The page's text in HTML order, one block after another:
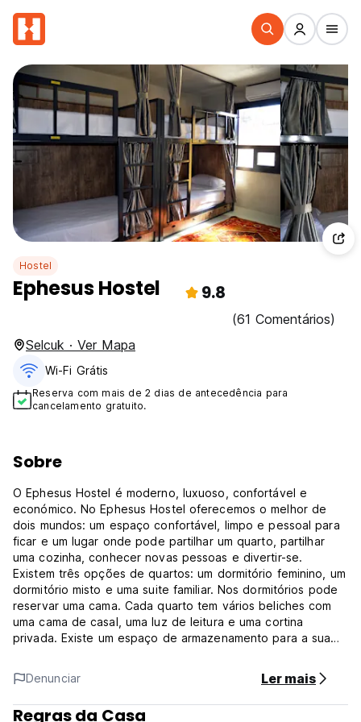
Hostel
Ephesus Hostel 9.8
(61 Comentários)
Selcuk · Ver Mapa
Wi-Fi Grátis
Reserva com mais de 2 dias de antecedência para
cancelamento gratuito.
Sobre
O Ephesus Hostel é moderno, luxuoso, confortável e
económico. No Ephesus Hostel oferecemos o melhor de
dois mundos: um espaço confortável, limpo e pessoal para
ficar e um lugar onde pode partilhar um quarto, partilhar
uma cozinha, conhecer novas pessoas e divertir-se.
Existem três opções de quartos: um dormitório feminino, um
dormitório misto e uma suite familiar. Nos dormitórios pode
reservar uma cama. Cada quarto tem vários beliches com
uma cama de casal, uma luz de leitura e uma cortina
privada. Existe um espaço de armazenamento para a sua
O edifício tem um terraço com vista para o ninho de
cegonhas, o Castelo Ayasoluk, a Basílica de São João e as
colinas que rodeiam Éfeso. O Ephesus Hostel fica na Colina
Ayasoluk, Património Mundial da UNESCO, e está a uma
Denunciar Ler mais
Regras da Casa